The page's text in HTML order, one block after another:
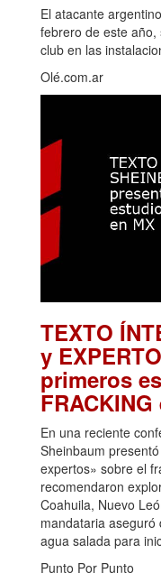
El atacante
febrero de este
club en las
Olé.com.ar
TEXTO
y
primeros
FRACKING
En una reciente
Sheinbaum
expertos» sobre el
recomendaron
Coahuila, Nuevo
mandataria
agua salada para
Punto Por Punto